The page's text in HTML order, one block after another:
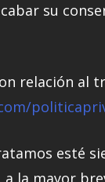
su
relación al
esté
la mayor